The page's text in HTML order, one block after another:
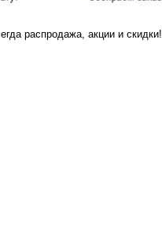
распродажа, акции и скидки!